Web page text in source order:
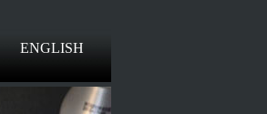
ENGLISH